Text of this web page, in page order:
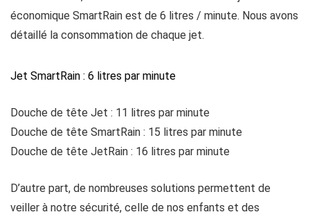
économique SmartRain est de 6 litres / minute. Nous avons
détaillé la consommation de chaque jet.
Jet SmartRain : 6 litres par minute
Douche de tête Jet : 11 litres par minute
Douche de tête SmartRain : 15 litres par minute
Douche de tête JetRain : 16 litres par minute
D’autre part, de nombreuses solutions permettent de
veiller à notre sécurité, celle de nos enfants et des